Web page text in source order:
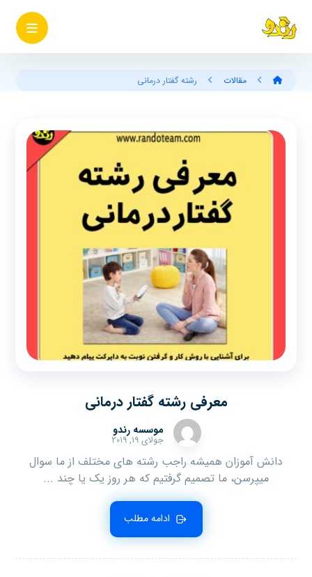
مقالات رشته گفتار درمانی
معرفی رشته گفتار درمانی
موسسه رندو
جولای ۱۹, ۲۰۱۹
دانش آموزان همیشه راجب رشته های مختلف از ما سوال
میپرسن، ما تصمیم گرفتیم که هر روز یک یا چند ...
ادامه مطلب